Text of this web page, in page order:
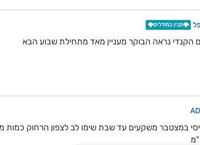
🌩️מבין במודלים🌩️
הקנדי נראה הבוקר מעניין מאד מתחילת שבוע הבא